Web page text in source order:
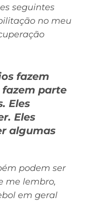
seguintes
no meu
fazem
parte
Eles
Eles
algumas
podem ser
me lembro,
em geral